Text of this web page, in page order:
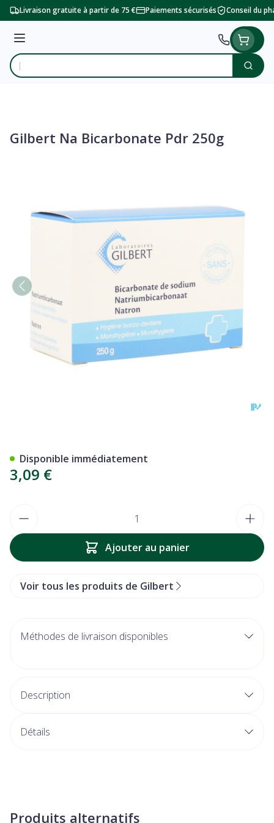
Aller au contenu
Livraison gratuite à partir de 75 € Paiements sécurisés Conseil du
Menu
Rechercher
Gilbert Na Bicarbonate Pdr 250g
3,09 €
Ajouter au panier
Disponible immédiatement
Voir tous les produits de Gilbert
Méthodes de livraison disponibles
Description
Détails
Produits alternatifs